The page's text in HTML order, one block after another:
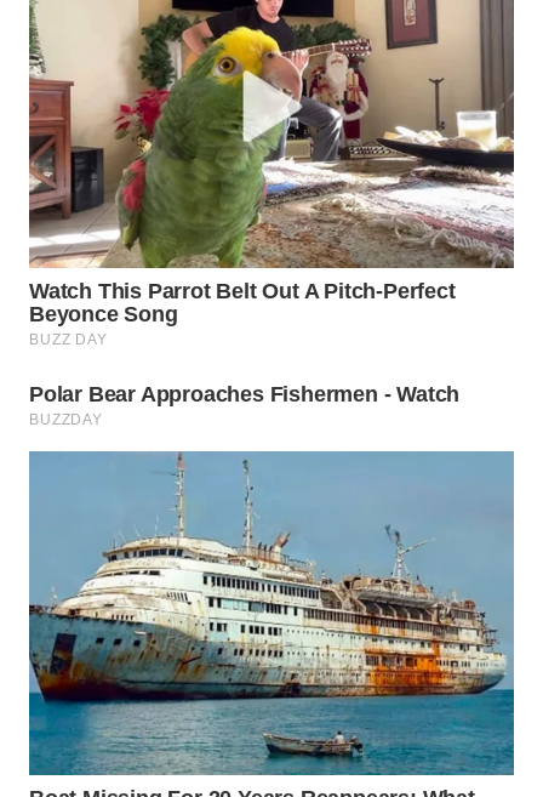
PRIANGAN
WN
SEMARANG
WN
SOLO
WN
BOROBUDUR
WN
MADURA
WN
NATUNA
WN
BINTAN
WN
MANDALIKA